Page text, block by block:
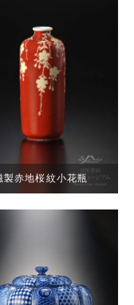
製赤地桜紋小花瓶